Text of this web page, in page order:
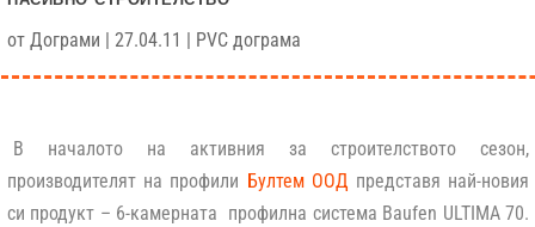
от Дограми | 27.04.11 | PVC дограма
В началото на активния за строителството сезон,
производителят на профили Бултем ООД представя най-новия
си продукт – 6-камерната профилна система Baufen ULTIMA 70.